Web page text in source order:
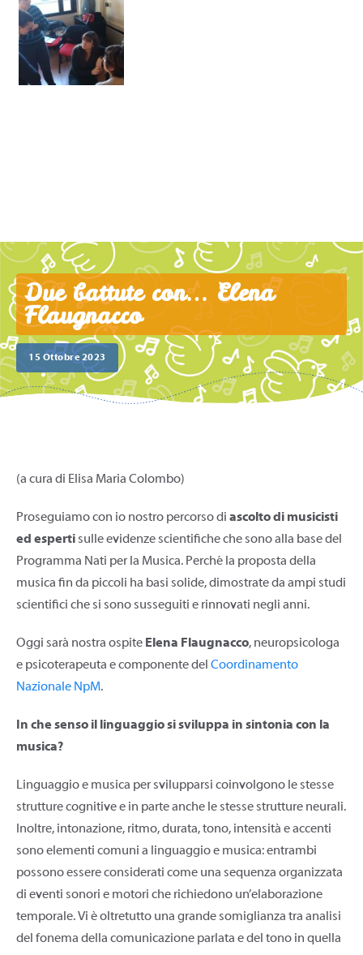
Due battute con… Elena
Flaugnacco
15 Ottobre 2023
(a cura di Elisa Maria Colombo)
Proseguiamo con io nostro percorso di ascolto di musicisti
ed espertisulle evidenze scientifiche che sono alla base del
Programma Nati per la Musica. Perché la proposta della
musica fin da piccoli ha basi solide, dimostrate da ampi studi
scientifici che si sono susseguiti e rinnovati negli anni.
Oggi sarà nostra ospite Elena Flaugnacco, neuropsicologa
e psicoterapeuta e componente del Coordinamento
Nazionale NpM.
In che senso il linguaggio si sviluppa in sintonia con la
musica?
Linguaggio e musica per svilupparsi coinvolgono le stesse
strutture cognitive e in parte anche le stesse strutture neurali.
Inoltre, intonazione, ritmo, durata, tono, intensità e accenti
sono elementi comuni a linguaggio e musica: entrambi
possono essere considerati come una sequenza organizzata
di eventi sonori e motori che richiedono un’elaborazione
temporale. Vi è oltretutto una grande somiglianza tra analisi
del fonema della comunicazione parlata e del tono in quella